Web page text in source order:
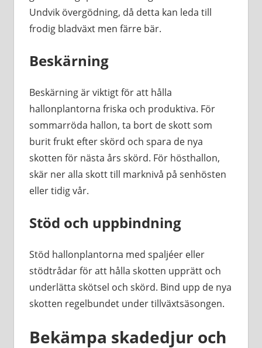
Undvik övergödning, då detta kan leda till
frodig bladväxt men färre bär.
Beskärning
Beskärning är viktigt för att hålla
hallonplantorna friska och produktiva. För
sommarröda hallon, ta bort de skott som
burit frukt efter skörd och spara de nya
skotten för nästa års skörd. För hösthallon,
skär ner alla skott till marknivå på senhösten
eller tidig vår.
Stöd och uppbindning
Stöd hallonplantorna med spaljéer eller
stödtrådar för att hålla skotten upprätt och
underlätta skötsel och skörd. Bind upp de nya
skotten regelbundet under tillväxtsäsongen.
Bekämpa skadedjur och